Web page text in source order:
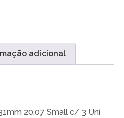
adicional
20.07 Small c/ 3 Uni